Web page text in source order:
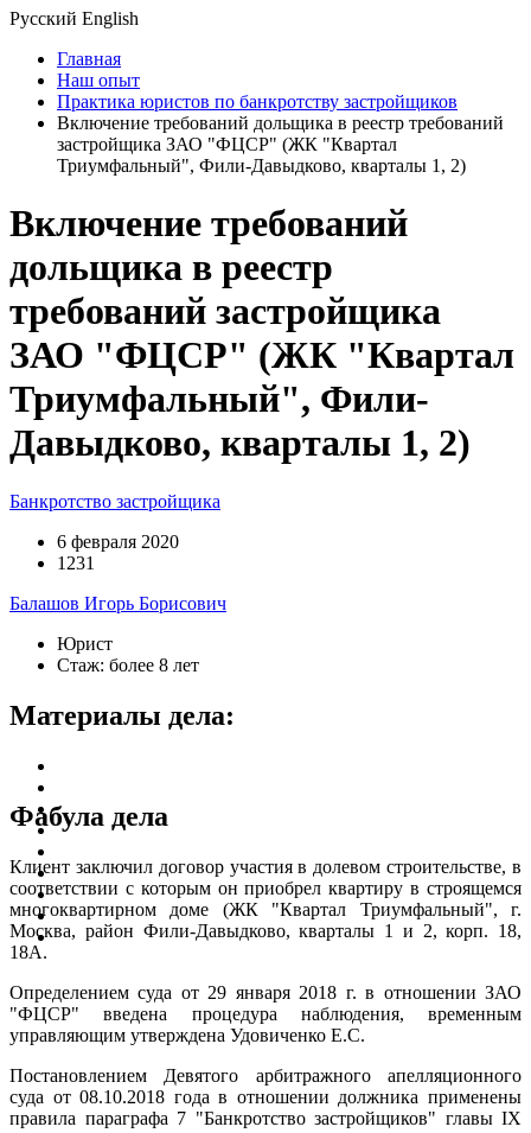
Русский English
Главная
Наш опыт
Практика юристов по банкротству застройщиков
Включение требований дольщика в реестр требований
застройщика ЗАО "ФЦСР" (ЖК "Квартал
Триумфальный", Фили-Давыдково, кварталы 1, 2)
Включение требований
дольщика в реестр
требований застройщика
ЗАО "ФЦСР" (ЖК "Квартал
Триумфальный", Фили-
Давыдково, кварталы 1, 2)
Банкротство застройщика
6 февраля 2020
1231
Балашов Игорь Борисович
Юрист
Стаж: более 8 лет
Материалы дела:
Фабула дела
Клиент заключил договор участия в долевом строительстве, в
соответствии с которым он приобрел квартиру в строящемся
многоквартирном доме (ЖК "Квартал Триумфальный", г.
Москва, район Фили-Давыдково, кварталы 1 и 2, корп. 18,
18А.
Определением суда от 29 января 2018 г. в отношении ЗАО
"ФЦСР" введена процедура наблюдения, временным
управляющим утверждена Удовиченко Е.С.
Постановлением Девятого арбитражного апелляционного
суда от 08.10.2018 года в отношении должника применены
правила параграфа 7 "Банкротство застройщиков" главы IX